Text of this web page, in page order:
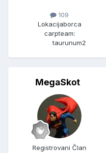
109
Lokacijaborca
carpteam:
taurunum2
MegaSkot
Registrovani Član